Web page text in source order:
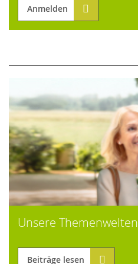
Anmelden
Unsere Themenwelten
Beiträge lesen